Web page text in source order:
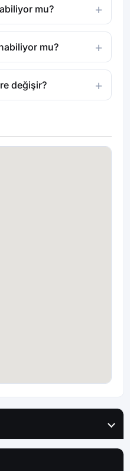
mu?
mu?
değişir?